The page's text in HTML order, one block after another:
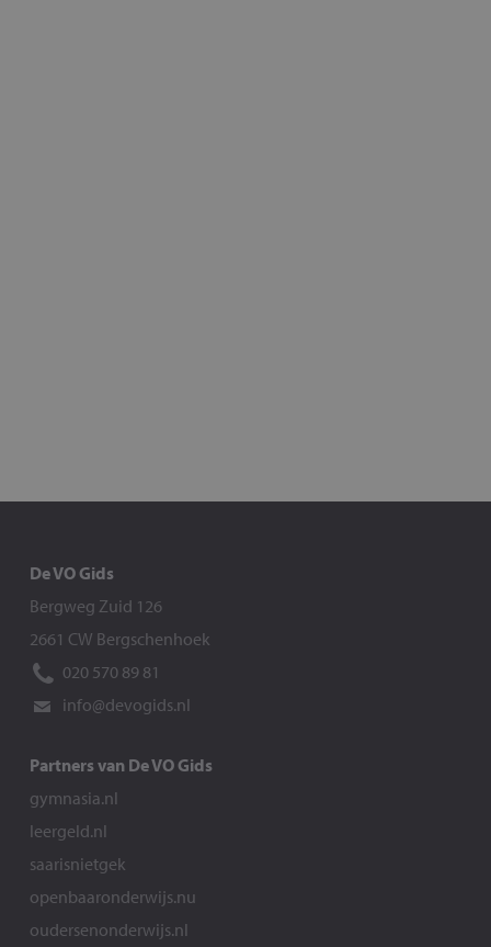
De VO Gids
Bergweg Zuid 126
2661 CW Bergschenhoek
020 570 89 81
info@devogids.nl
Partners van De VO Gids
gymnasia.nl
leergeld.nl
saarisnietgek
openbaaronderwijs.nu
oudersenonderwijs.nl